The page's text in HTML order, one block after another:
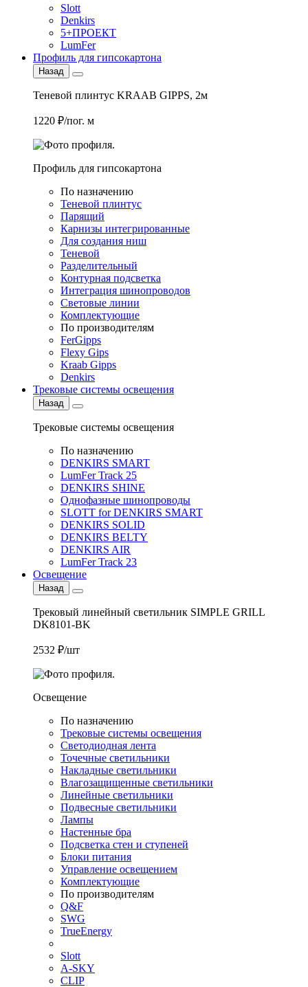
Slott
Denkirs
5+ПРОЕКТ
LumFer
Профиль для гипсокартона
Назад
Теневой плинтус KRAAB GIPPS, 2м
1220 ₽/пог. м
Профиль для гипсокартона
По назначению
Теневой плинтус
Парящий
Карнизы интегрированные
Для создания ниш
Теневой
Разделительный
Контурная подсветка
Интеграция шинопроводов
Световые линии
Комплектующие
По производителям
FerGipps
Flexy Gips
Kraab Gipps
Denkirs
Трековые системы освещения
Назад
Трековые системы освещения
По назначению
DENKIRS SMART
LumFer Track 25
DENKIRS SHINE
Однофазные шинопроводы
SLOTT for DENKIRS SMART
DENKIRS SOLID
DENKIRS BELTY
DENKIRS AIR
LumFer Track 23
Освещение
Назад
Трековый линейный светильник SIMPLE GRILL
DK8101-BK
2532 ₽/шт
Освещение
По назначению
Трековые системы освещения
Светодиодная лента
Точечные светильники
Накладные светильники
Влагозащищенные светильники
Линейные светильники
Подвесные светильники
Лампы
Настенные бра
Подсветка стен и ступеней
Блоки питания
Управление освещением
Комплектующие
По производителям
Q&F
SWG
TrueEnergy
Slott
A-SKY
CLIP